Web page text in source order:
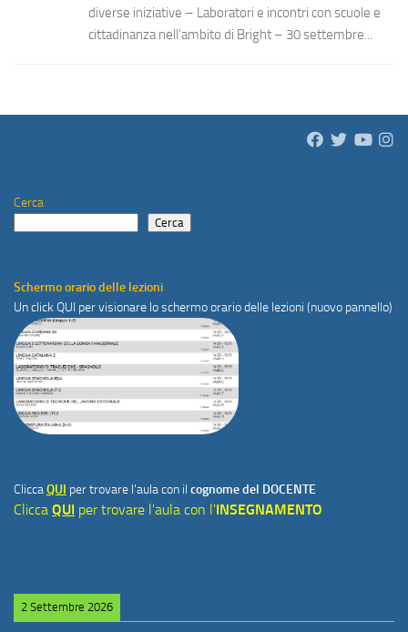
diverse iniziative – Laboratori e incontri con scuole e
cittadinanza nell’ambito di Bright – 30 settembre...
Cerca
Cerca
Schermo orario delle lezioni
Un click QUI per visionare lo schermo orario delle lezioni (nuovo pannello)
CliccaQUI per trovare l'aula con il cognome del DOCENTE
Clicca QUI per trovare l'aula con l'INSEGNAMENTO
2 Settembre 2026